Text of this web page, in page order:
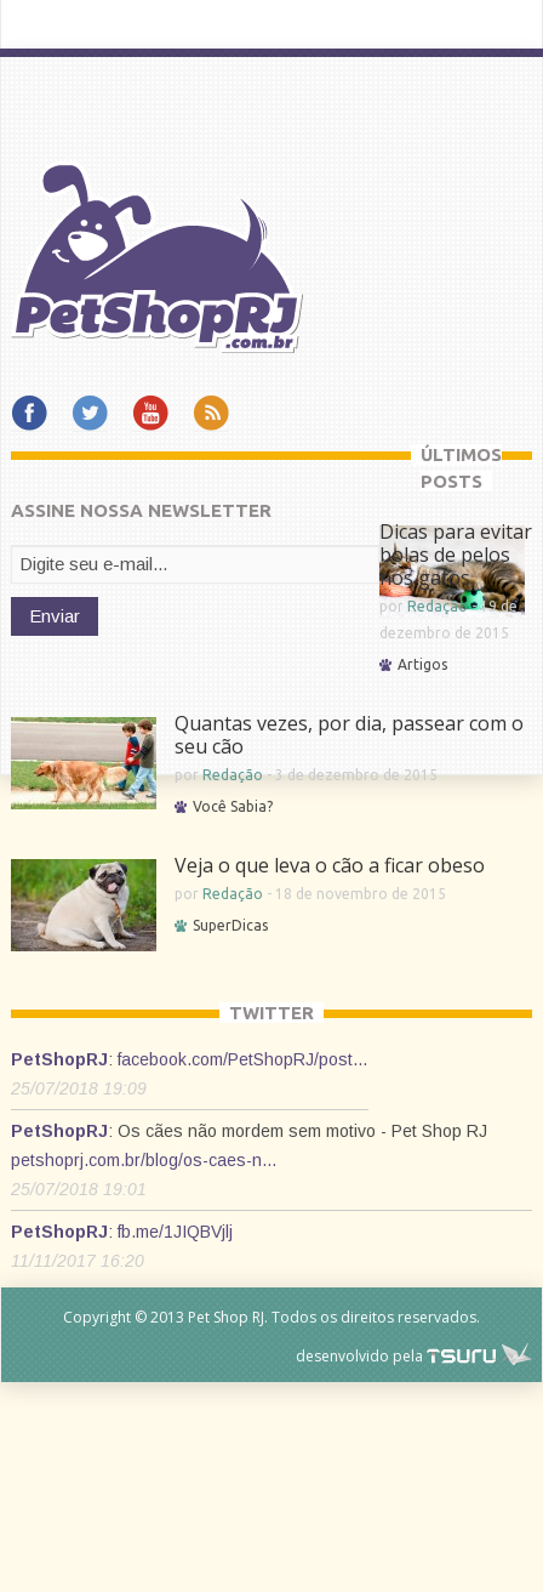
ASSINE NOSSA NEWSLETTER
ÚLTIMOS
POSTS
Dicas para evitar
bolas de pelos
nos gatos
por Redação-19 de
dezembro de 2015
Artigos
Quantas vezes, por dia, passear com o
seu cão
porRedação-3 de dezembro de 2015
Você Sabia?
Veja o que leva o cão a ficar obeso
por Redação - 18 de novembro de 2015
SuperDicas
TWITTER
PetShopRJ:facebook.com/PetShopRJ/post…
25/07/2018 19:09
PetShopRJ: Os cães não mordem sem motivo - Pet Shop RJ
petshoprj.com.br/blog/os-caes-n…
25/07/2018 19:01
PetShopRJ:fb.me/1JIQBVjlj
11/11/2017 16:20
Copyright © 2013 Pet Shop RJ. Todos os direitos reservados.
desenvolvido pela